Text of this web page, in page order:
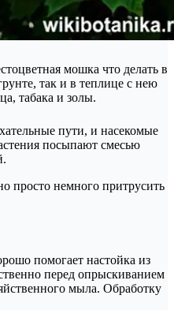
мошка что делать в
так и в теплице с нею
табака и золы.
пути, и насекомые
посыпают смесью
просто немного притрусить
помогает настойка из
перед опрыскиванием
мыла. Обработку